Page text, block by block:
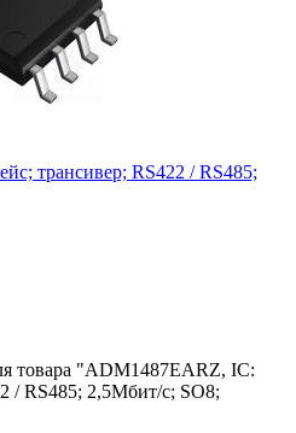
трансивер; RS422 / RS485;
товара "ADM1487EARZ, IC:
/ RS485; 2,5Мбит/с; SO8;